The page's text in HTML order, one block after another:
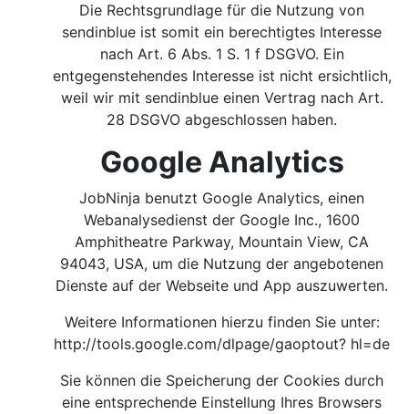
Die Rechtsgrundlage für die Nutzung von
sendinblue ist somit ein berechtigtes Interesse
nach Art. 6 Abs. 1 S. 1 f DSGVO. Ein
entgegenstehendes Interesse ist nicht ersichtlich,
weil wir mit sendinblue einen Vertrag nach Art.
28 DSGVO abgeschlossen haben.
Google Analytics
JobNinja benutzt Google Analytics, einen
Webanalysedienst der Google Inc., 1600
Amphitheatre Parkway, Mountain View, CA
94043, USA, um die Nutzung der angebotenen
Dienste auf der Webseite und App auszuwerten.
Weitere Informationen hierzu finden Sie unter:
http://tools.google.com/dlpage/gaoptout? hl=de
Sie können die Speicherung der Cookies durch
eine entsprechende Einstellung Ihres Browsers